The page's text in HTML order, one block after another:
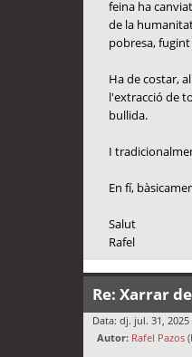
feina ha
de la
pobresa,
Ha de costar,
l'extracció de
bullida.
I
En fí,
Salut
Rafel
Re: Xarrar
Data: dj. jul. 31,
Autor: Rafel Pazos